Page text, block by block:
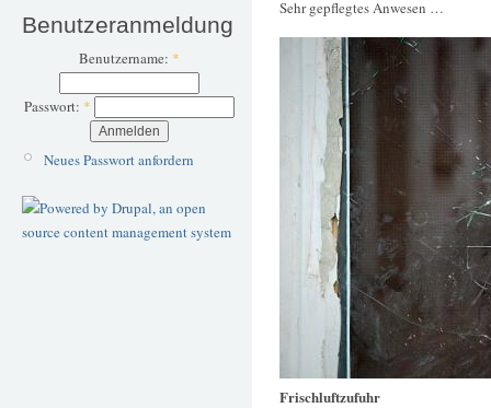
Benutzeranmeldung
Benutzername: *
Passwort: *
Neues Passwort anfordern
Sehr gepflegtes Anwesen …
Frischluftzufuhr